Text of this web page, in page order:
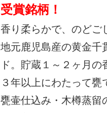
受賞銘柄！
香り柔らかで、のどご
地元鹿児島産の黄金千
ド。貯蔵１～２ヶ月の
３年以上にわたって
甕壷仕込み・木樽蒸留